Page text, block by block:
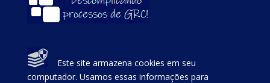
Este site armazena cookies em seu
computador. Usamos essas informações para